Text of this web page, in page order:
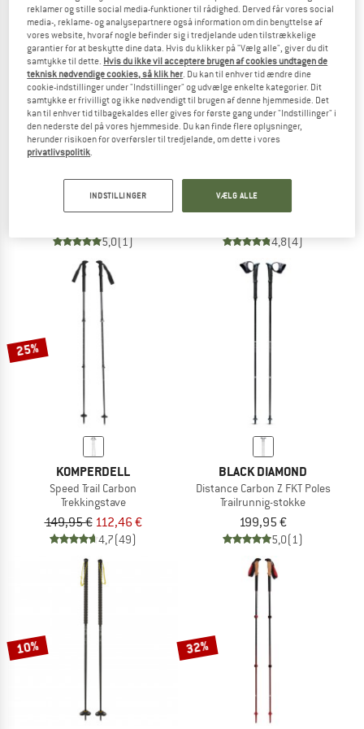
TO THE SALE
Pursuit Carbon Z Poles
5,0(1)
Ultra Pro Pole
4,8(4)
25%
KOMPERDELL
Speed Trail Carbon
Trekkingstave
149,95 € 112,46 €
4,7(49)
BLACK DIAMOND
Distance Carbon Z FKT Poles
Trailrunnig-stokke
199,95 €
5,0(1)
10% 32%
reklamer og stille social media-funktioner til rådighed. Derved får vores social
media-, reklame- og analysepartnere også information om din benyttelse af
vores website, hvoraf nogle befinder sig i tredjelande uden tilstrækkelige
garantier for at beskytte dine data. Hvis du klikker på "Vælg alle", giver du dit
samtykke til dette. Hvis du ikke vil acceptere brugen af cookies undtagen de
teknisk nødvendige cookies, så klik her. Du kan til enhver tid ændre dine
cookie-indstillinger under "Indstillinger" og udvælge enkelte kategorier. Dit
samtykke er frivilligt og ikke nødvendigt til brugen af denne hjemmeside. Det
kan til enhver tid tilbagekaldes eller gives for første gang under "Indstillinger" i
den nederste del på vores hjemmeside. Du kan finde flere oplysninger,
herunder risikoen for overførsler til tredjelande, om dette i vores
privatlivspolitik.
INDSTILLINGER VÆLG ALLE